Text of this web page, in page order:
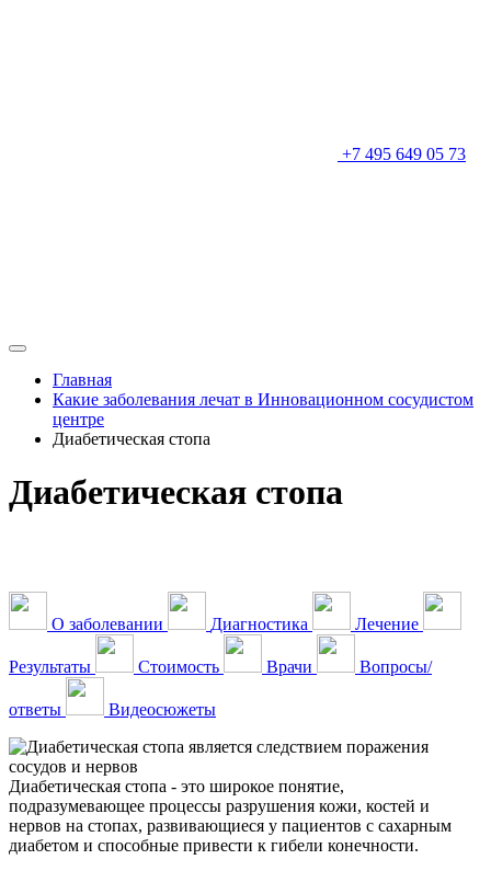
+7 495 649 05 73
Главная
Какие заболевания лечат в Инновационном сосудистом
центре
Диабетическая стопа
Диабетическая стопа
О заболевании Диагностика Лечение
Результаты Стоимость Врачи Вопросы/
ответы Видеосюжеты
Диабетическая стопа - это широкое понятие,
подразумевающее процессы разрушения кожи, костей и
нервов на стопах, развивающиеся у пациентов с сахарным
диабетом и способные привести к гибели конечности.